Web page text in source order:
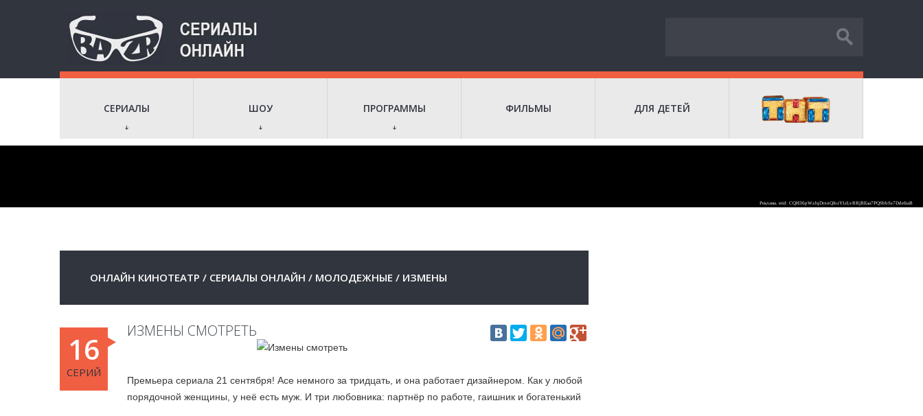
СЕРИАЛЫ ШОУ ПРОГРАММЫ ФИЛЬМЫ ДЛЯ ДЕТЕЙ
ОНЛАЙН КИНОТЕАТР / СЕРИАЛЫ ОНЛАЙН / МОЛОДЕЖНЫЕ / ИЗМЕНЫ
16
СЕРИЙ
ИЗМЕНЫ СМОТРЕТЬ
Премьера сериала 21 сентября! Асе немного за тридцать, и она работает дизайнером. Как у любой
порядочной женщины, у неё есть муж. И три любовника: партнёр по работе, гаишник и богатенький